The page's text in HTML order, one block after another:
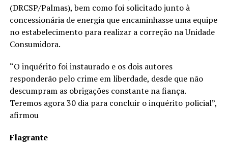
(DRCSP/Palmas), bem como foi solicitado junto à
concessionária de energia que encaminhasse uma equipe
no estabelecimento para realizar a correção na Unidade
Consumidora.
“O inquérito foi instaurado e os dois autores
responderão pelo crime em liberdade, desde que não
descumpram as obrigações constante na fiança.
Teremos agora 30 dia para concluir o inquérito policial”,
afirmou
Flagrante